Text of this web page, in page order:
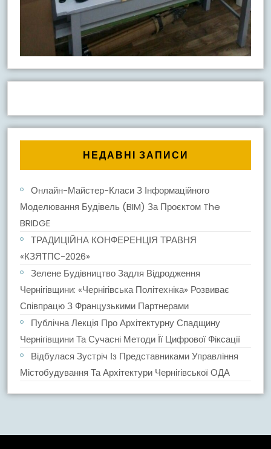
НЕДАВНІ ЗАПИСИ
Онлайн-Майстер-Класи З Інформаційного
Моделювання Будівель (BIM) За Проєктом The
BRIDGE
ТРАДИЦІЙНА КОНФЕРЕНЦІЯ ТРАВНЯ
«КЗЯТПС-2026»
Зелене Будівництво Задля Відродження
Чернігівщини: «Чернігівська Політехніка» Розвиває
Співпрацю З Французькими Партнерами
Публічна Лекція Про Архітектурну Спадщину
Чернігівщини Та Сучасні Методи Її Цифрової Фіксації
Відбулася Зустріч Із Представниками Управління
Містобудування Та Архітектури Чернігівської ОДА